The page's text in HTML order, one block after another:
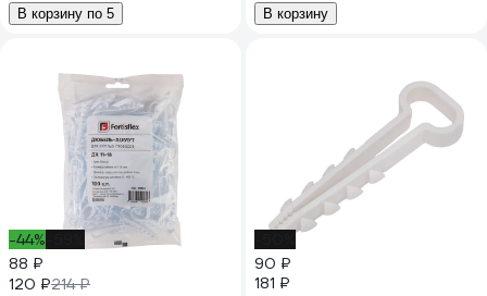
В корзину по 5 В корзину
-44%
88 ₽
120 ₽214 ₽
90 ₽
181 ₽